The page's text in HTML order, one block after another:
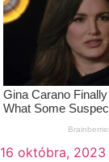
16 októbra, 2023